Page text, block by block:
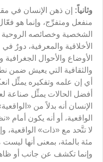
وثانياً: إن ذهن الإنسان في
منفعل ومتفرِّج، وإنما هو
الشخصية وخصائصه الروحية
الأخلاقية والمعرفية،
الأوضاع والأحوال
والثقافية التي يعيش ضمن
أي إن علمه وتفكيره يمثِّل
أفضل الحالات يمثِّل صناعة
الإنسان أنه بدلاً من
الواقعية، أو أنه يكون أمام
لا تتَّحد مع «ذات» الواقعية،
مئة بالمئة، بمعنى أنها
وإنما تكشف عن جانب أو